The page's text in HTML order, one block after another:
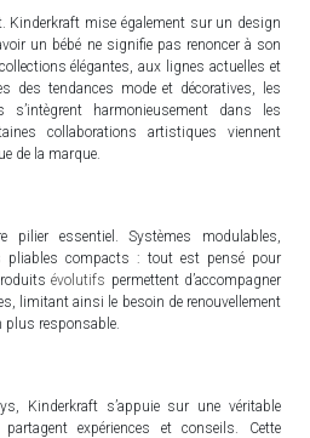
Kinderkraft mise également sur un design
un bébé ne signifie pas renoncer à son
élégantes, aux lignes actuelles et
des tendances mode et décoratives, les
harmonieusement dans les
collaborations artistiques viennent
de la marque.
essentiel. Systèmes modulables,
pliables compacts : tout est pensé pour
évolutifs permettent d’accompagner
limitant ainsi le besoin de renouvellement
responsable.
Kinderkraft s’appuie sur une véritable
expériences et conseils. Cette